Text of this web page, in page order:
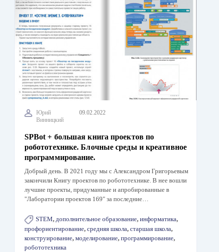
Юрий
Винницкий
09.02.2022
SPBot + большая книга проектов по
робототехнике. Блочные среды и креативное
программирование.
Добрый день. В 2021 году мы с Александром Григорьевым
закончили Книгу проектов по робототехнике. В нее вошли
лучшие проекты, придуманные и апробированные в
"Лаборатории проектов 169" за последние…
STEM, дополнительное образование, информатика,
профориентирование, средняя школа, старшая школа,
конструирование, моделирование, программирование,
робототехника